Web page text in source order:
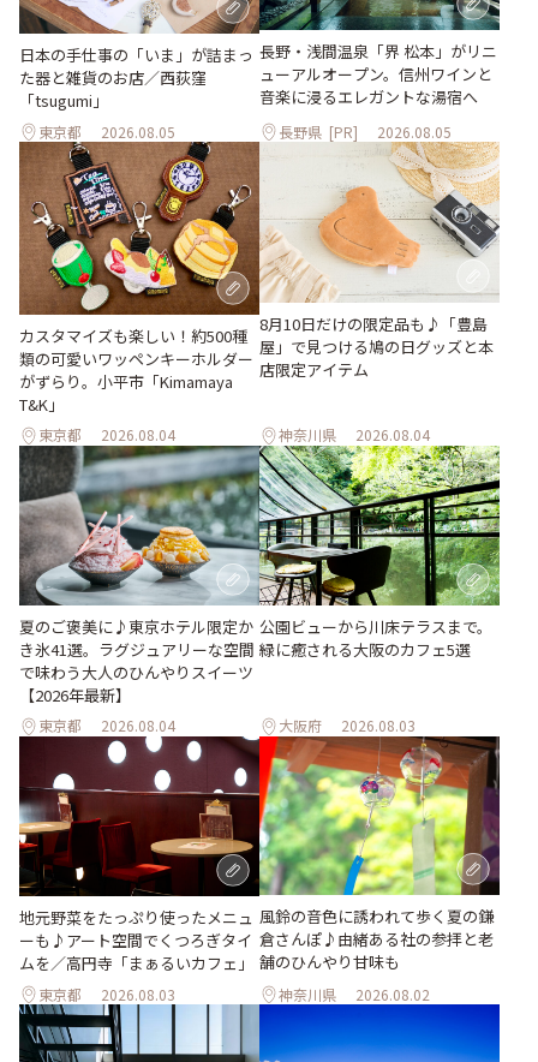
日本の手仕事の「いま」が詰まっ
た器と雑貨のお店／西荻窪
「tsugumi」
東京都 2026.08.05
長野・浅間温泉「界 松本」がリニ
ューアルオープン。信州ワインと
音楽に浸るエレガントな湯宿へ
長野県 [PR] 2026.08.05
カスタマイズも楽しい！約500種
類の可愛いワッペンキーホルダー
がずらり。小平市「Kimamaya
T&K」
東京都 2026.08.04
8月10日だけの限定品も♪「豊島
屋」で見つける鳩の日グッズと本
店限定アイテム
神奈川県 2026.08.04
夏のご褒美に♪東京ホテル限定か
き氷41選。ラグジュアリーな空間
で味わう大人のひんやりスイーツ
【2026年最新】
東京都 2026.08.04
公園ビューから川床テラスまで。
緑に癒される大阪のカフェ5選
大阪府 2026.08.03
地元野菜をたっぷり使ったメニュ
ーも♪アート空間でくつろぎタイ
ムを／高円寺「まぁるいカフェ」
東京都 2026.08.03
風鈴の音色に誘われて歩く夏の鎌
倉さんぽ♪由緒ある社の参拝と老
舗のひんやり甘味も
神奈川県 2026.08.02